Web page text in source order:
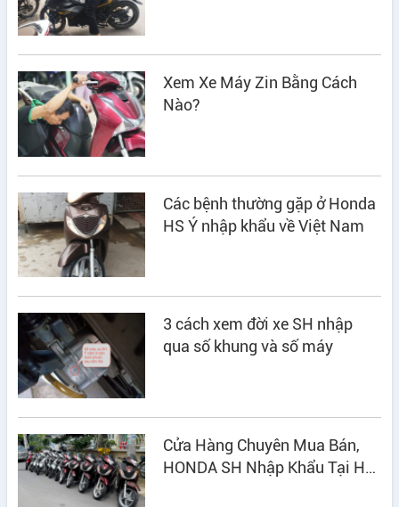
Xem Xe Máy Zin Bằng Cách
Nào?
Các bệnh thường gặp ở Honda
HS Ý nhập khẩu về Việt Nam
3 cách xem đời xe SH nhập
qua số khung và số máy
Cửa Hàng Chuyên Mua Bán,
HONDA SH Nhập Khẩu Tại Hà